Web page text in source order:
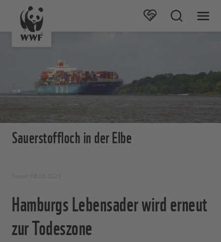
Sauerstoffloch in der Elbe
Hamburgs Lebensader wird erneut
zur Todeszone